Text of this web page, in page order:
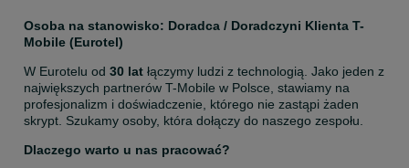
Osoba na stanowisko: Doradca / Doradczyni Klienta T-
Mobile (Eurotel)
W Eurotelu od 30 lat łączymy ludzi z technologią. Jako jeden z
największych partnerów T-Mobile w Polsce, stawiamy na
profesjonalizm i doświadczenie, którego nie zastąpi żaden
skrypt. Szukamy osoby, która dołączy do naszego zespołu.
Dlaczego warto u nas pracować?